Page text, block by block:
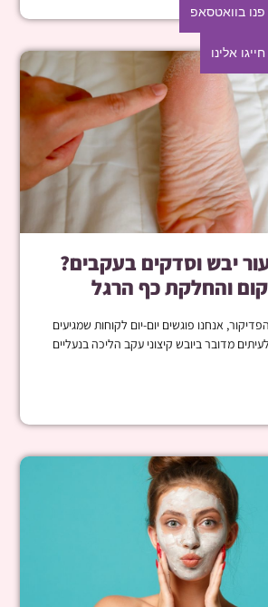
יבש וסדקים בעקבים?
והחלקת כף הרגל
אנחנו פוגשים יום-יום לקוחות שמגיעים
מדובר ביובש קיצוני עקב הליכה בנעליים
פנו בוואטסאפ
חייגו אלינו